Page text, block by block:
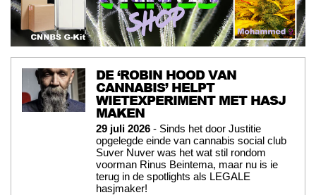
DE ‘ROBIN HOOD VAN
CANNABIS’ HELPT
WIETEXPERIMENT MET HASJ
MAKEN
29 juli 2026 - Sinds het door Justitie
opgelegde einde van cannabis social club
Suver Nuver was het wat stil rondom
voorman Rinus Beintema, maar nu is ie
terug in de spotlights als LEGALE
hasjmaker!